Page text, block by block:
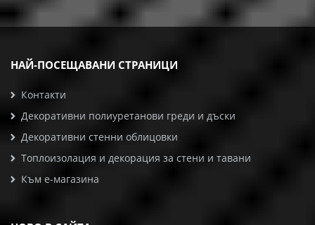
НАЙ-ПОСЕЩАВАНИ СТРАНИЦИ
Контакти
Декоративни полиуретанови греди и дъски
Декоративни стенни облицовки
Топлоизолация и декорация за стени и тавани
Към е-магазина